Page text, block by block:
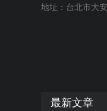
地址：台北市大
最新文章